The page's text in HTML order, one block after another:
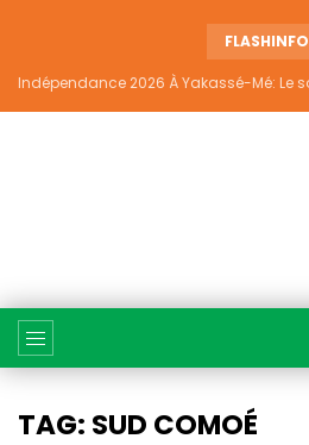
FLASHINFO
TAG: SUD COMOÉ